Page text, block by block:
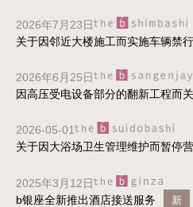
2026年7月23日
关于因邻近大楼施工而实施车辆禁
2026年6月25日
因高压受电设备部分的翻新工程而关
2026-05-01
关于因大浴场卫生管理维护而暂停
2025年3月12日
b银座全新推出酒店接送服务
新